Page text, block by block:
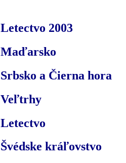
Letectvo 2003
Maďarsko
Srbsko a Čierna hora
Veľtrhy
Letectvo
Švédske kráľovstvo